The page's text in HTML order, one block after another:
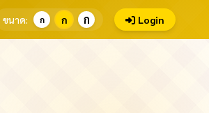
ขนาด: ก ก ก Login